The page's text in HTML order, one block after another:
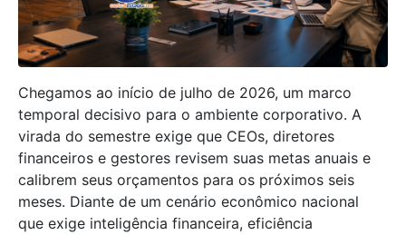
Chegamos ao início de julho de 2026, um marco
temporal decisivo para o ambiente corporativo. A
virada do semestre exige que CEOs, diretores
financeiros e gestores revisem suas metas anuais e
calibrem seus orçamentos para os próximos seis
meses. Diante de um cenário econômico nacional
que exige inteligência financeira, eficiência